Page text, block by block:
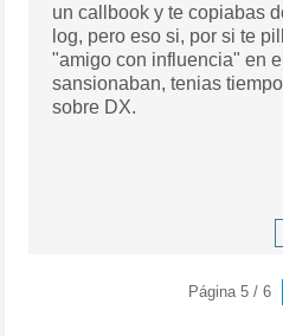
un callbook y te copiabas
log, pero eso si, por si te
"amigo con influencia" en
sansionaban, tenias
sobre DX.
Página 5 / 6